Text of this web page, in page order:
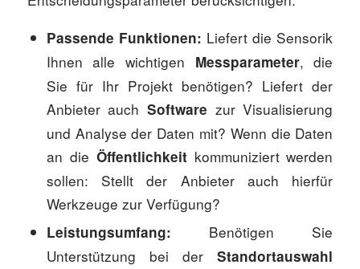
Passende Funktionen: Liefert die Sensorik
Ihnen alle wichtigen Messparameter, die
Sie für Ihr Projekt benötigen? Liefert der
Anbieter auchSoftware zur Visualisierung
und Analyse der Daten mit? Wenn die Daten
an die Öffentlichkeitkommuniziert werden
sollen: Stellt der Anbieter auch hierfür
Werkzeuge zur Verfügung?
Leistungsumfang: Benötigen Sie
Unterstützung bei derStandortauswahl